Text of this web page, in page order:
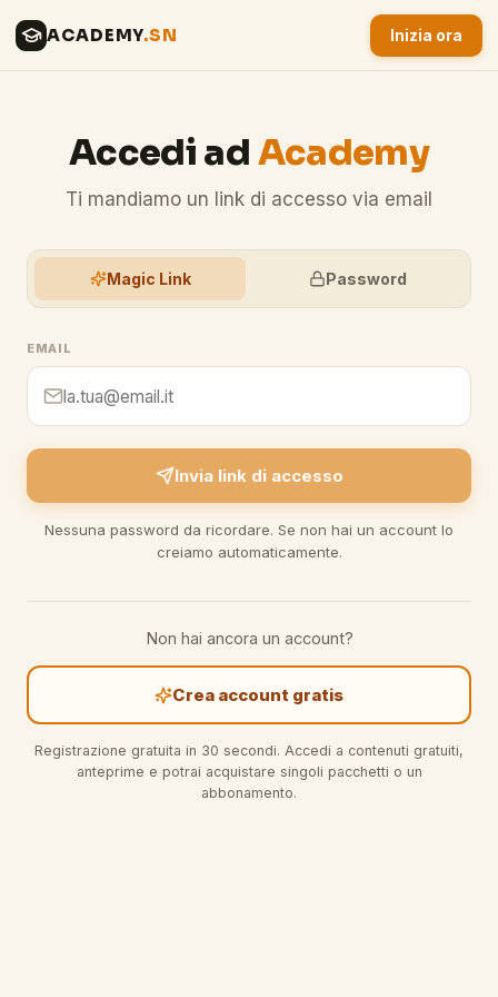
ACADEMY.SN Inizia ora
Accedi ad Academy
Ti mandiamo un link di accesso via email
Magic Link Password
EMAIL
Invia link di accesso
Nessuna password da ricordare. Se non hai un account lo
creiamo automaticamente.
Non hai ancora un account?
Crea account gratis
Registrazione gratuita in 30 secondi. Accedi a contenuti gratuiti,
anteprime e potrai acquistare singoli pacchetti o un
abbonamento.